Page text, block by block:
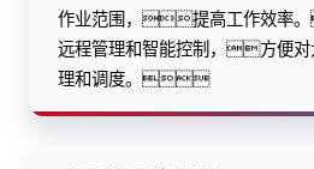
作业范围，提高工作效率
远程管理和智能控制，方便对
理和调度。